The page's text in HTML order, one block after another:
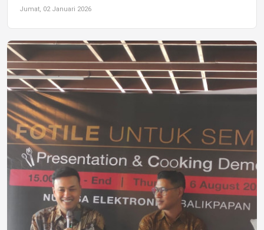
Jumat, 02 Januari 2026